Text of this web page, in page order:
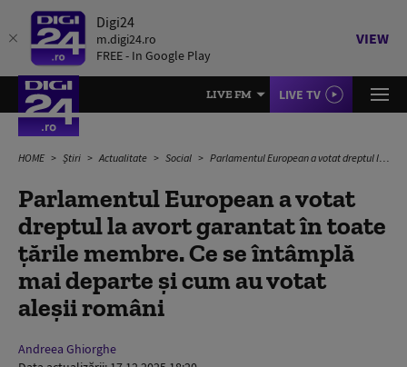
Digi24
m.digi24.ro
FREE - In Google Play
VIEW
LIVE FM LIVE TV
HOME Știri Actualitate Social Parlamentul European a votat dreptul la avort garantat în toate țările membre. Ce se întâmplă mai departe și cum au votat aleșii români
Parlamentul European a votat
dreptul la avort garantat în toate
țările membre. Ce se întâmplă
mai departe și cum au votat
aleșii români
Andreea Ghiorghe